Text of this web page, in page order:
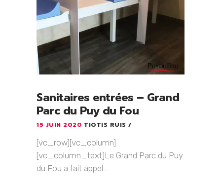
Sanitaires entrées – Grand
Parc du Puy du Fou
15 JUIN 2020 TIOTIS RUIS
[vc_row][vc_column]
[vc_column_text]Le Grand Parc du Puy
du Fou a fait appel...